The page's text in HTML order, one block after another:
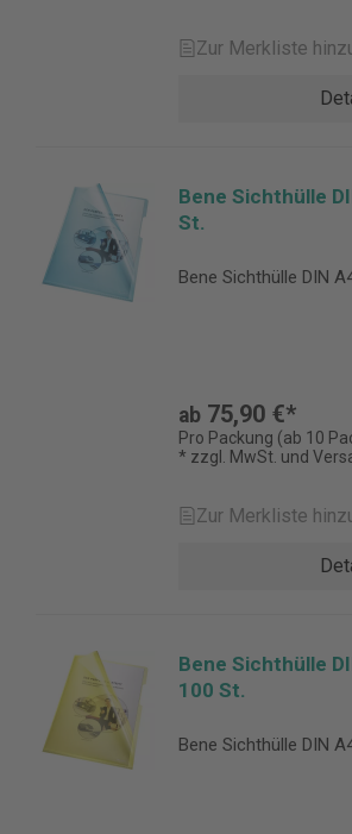
Zur Merkliste
Bene Sichthülle
St.
Bene Sichthülle DIN
ab 75,90 €*
Pro Packung (ab 10
* zzgl. MwSt. und
Zur Merkliste
Bene Sichthülle
100 St.
Bene Sichthülle DIN